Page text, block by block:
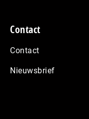
Contact
Contact
Nieuwsbrief